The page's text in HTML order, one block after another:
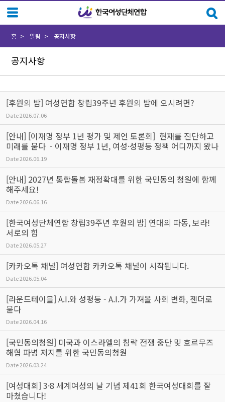
공지사항
홈 알림 공지사항
[후원의 밤] 여성연합 창립39주년 후원의 밤에 오시려면?
Date2026.07.06
[안내] [이재명 정부 1년 평가 및 제언 토론회] 현재를 진단하고
미래를 묻다 - 이재명 정부 1년, 여성·성평등 정책 어디까지 왔나
Date2026.06.19
[안내] 2027년 통합돌봄 재정확대를 위한 국민동의 청원에 함께
해주세요!
Date2026.06.16
[한국여성단체연합 창립39주년 후원의 밤] 연대의 파동, 보라!
서로의 힘
Date2026.05.27
[카카오톡 채널] 여성연합 카카오톡 채널이 시작됩니다.
Date2026.05.04
[라운드테이블] A.I.와 성평등 - A.I.가 가져올 사회 변화, 젠더로
묻다
Date2026.04.16
[국민동의청원] 미국과 이스라엘의 침략 전쟁 중단 및 호르무즈
해협 파병 저지를 위한 국민동의청원
Date2026.03.24
[여성대회] 3·8 세계여성의 날 기념 제41회 한국여성대회를 잘
마쳤습니다!